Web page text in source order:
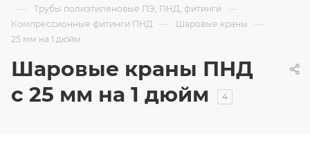
— Трубы полиэтиленовые ПЭ, ПНД, фитинги —
Компрессионные фитинги ПНД — Шаровые краны —
25 мм на 1 дюйм
Шаровые краны ПНД
с 25 мм на 1 дюйм
4